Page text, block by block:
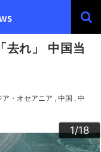
去れ」 中国当
ア・オセアニア 中国
中
1/18
2/18
3/18
4/18
5/18
6/18
7/18
8/18
9/18
10/18
11/18
12/18
13/18
14/18
15/18
16/18
17/18
18/18